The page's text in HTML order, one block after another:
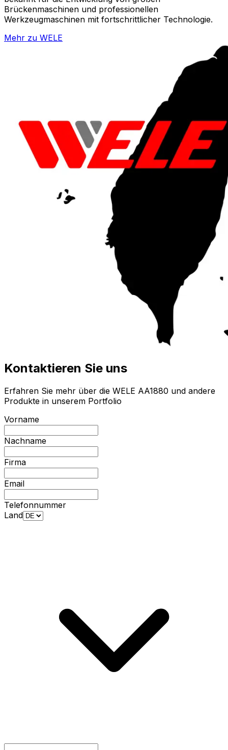
Brückenmaschinen und professionellen
Werkzeugmaschinen mit fortschrittlicher Technologie.
Mehr zu WELE
Kontaktieren Sie uns
Erfahren Sie mehr über die WELE AA1880 und andere
Produkte in unserem Portfolio
Vorname
Nachname
Firma
Email
Telefonnummer
Land